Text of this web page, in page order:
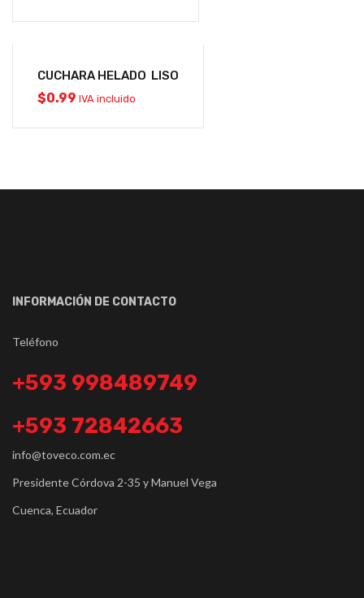
CUCHARA HELADO LISO
$0.99 IVA incluido
INFORMACIÓN DE CONTACTO
Teléfono
+593 998489749
+593 72842663
info@toveco.com.ec
Presidente Córdova 2-35 y Manuel Vega
Cuenca, Ecuador